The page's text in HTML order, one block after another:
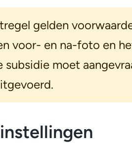
gelden
voor- en na-foto en
subsidie moet